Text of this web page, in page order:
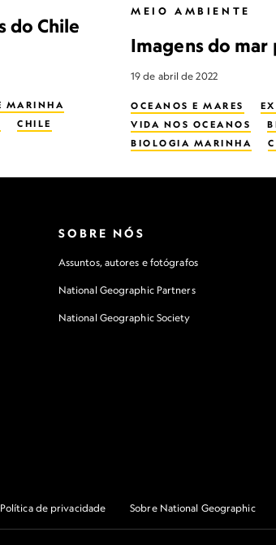
do Chile
MARINHA
CHILE
MEIO AMBIENTE
Imagens do
19 de abril de 2022
OCEANOS E MARES
VIDA NOS OCEANOS
BIOLOGIA MARINHA
SOBRE NÓS
Assuntos, autores e fotógrafos
National Geographic Partners
National Geographic Society
Política de privacidade Sobre National Geographic